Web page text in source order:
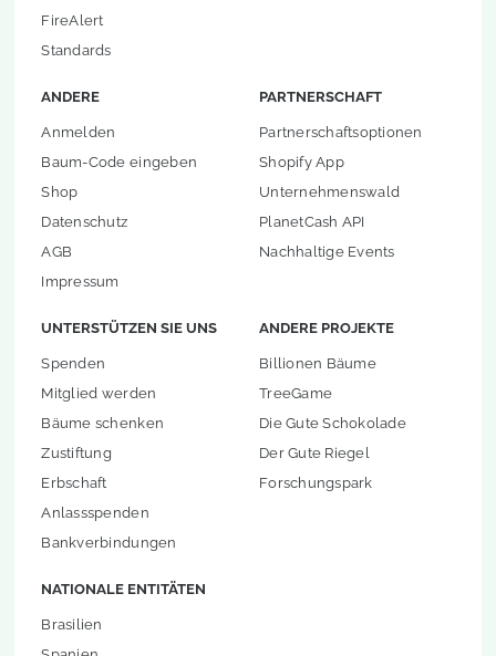
FireAlert
Standards
ANDERE
Anmelden
Baum-Code eingeben
Shop
Datenschutz
AGB
Impressum
PARTNERSCHAFT
Partnerschaftsoptionen
Shopify App
Unternehmenswald
PlanetCash API
Nachhaltige Events
UNTERSTÜTZEN SIE UNS
Spenden
Mitglied werden
Bäume schenken
Zustiftung
Erbschaft
Anlassspenden
Bankverbindungen
ANDERE PROJEKTE
Billionen Bäume
TreeGame
Die Gute Schokolade
Der Gute Riegel
Forschungspark
NATIONALE ENTITÄTEN
Brasilien